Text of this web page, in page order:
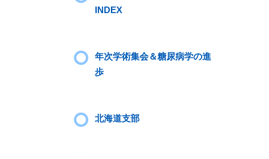
INDEX
年次学術集会＆糖尿病学の進
歩
北海道支部